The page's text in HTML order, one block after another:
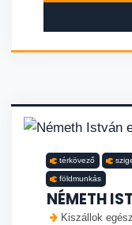
térkövező
földmunkás
NÉMETH
Kiszállok